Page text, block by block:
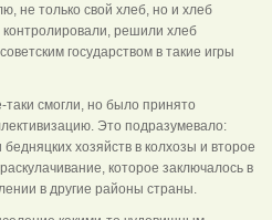
не только свой хлеб, но и хлеб
решили хлеб
государством в такие игры
таки смогли, но было принято
Это подразумевало:
хозяйств в колхозы и второе
которое заключалось в
в другие районы страны.